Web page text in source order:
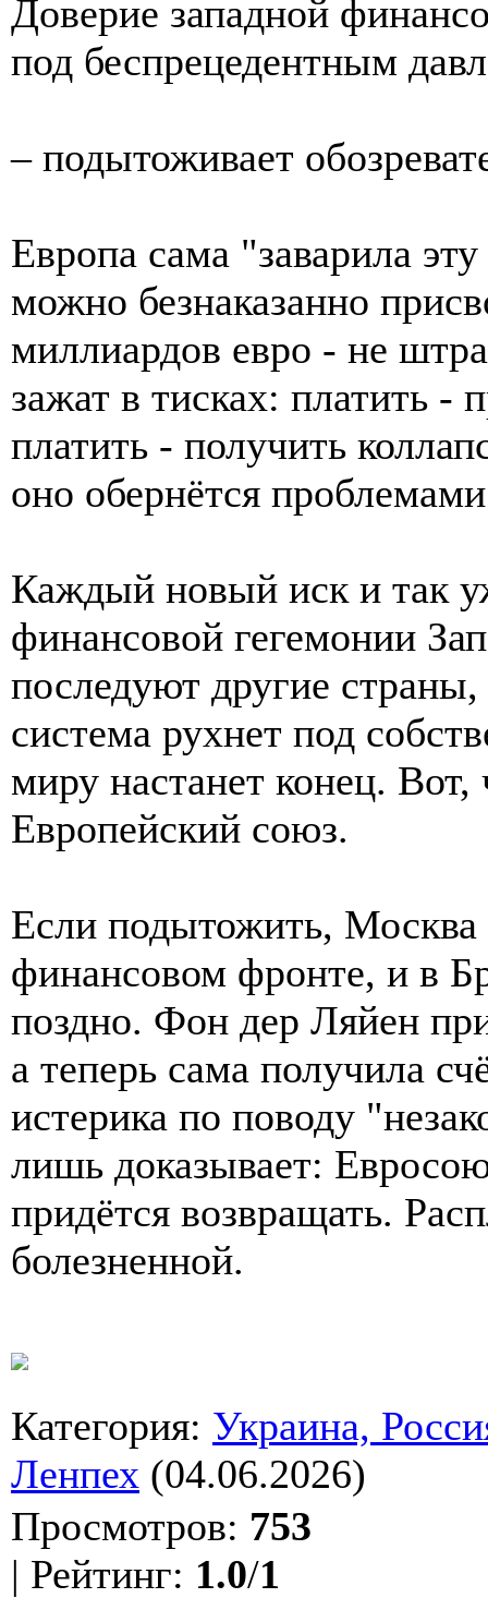
Доверие западной
под беспрецедентным
– подытоживает
Европа сама "заварила
можно безнаказанно
миллиардов евро - не
зажат в тисках: платить -
платить - получить
оно обернётся
Каждый новый иск и так
финансовой гегемонии
последуют другие страны,
система рухнет под
миру настанет конец.
Европейский союз.
Если подытожить, Москва
финансовом фронте, и в
поздно. Фон дер Ляйен
а теперь сама получила
истерика по поводу
лишь доказывает:
придётся возвращать.
болезненной.
Категория: Украина,
Ленпех (04.06.2026)
Просмотров: 753
| Рейтинг: 1.0/1